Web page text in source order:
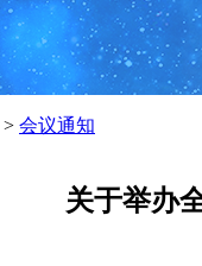
> 会议通知
关于举办